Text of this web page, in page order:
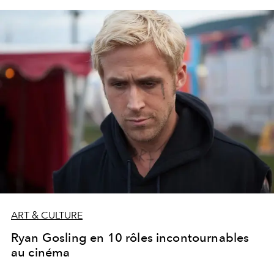
ART & CULTURE
Ryan Gosling en 10 rôles incontournables
au cinéma